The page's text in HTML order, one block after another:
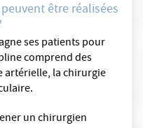
être réalisées
ses patients pour
comprend des
artérielle, la chirurgie
un chirurgien